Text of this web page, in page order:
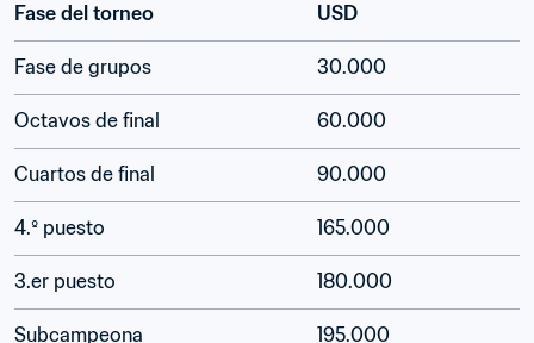
Fase del torneo USD
Fase de grupos 30.000
Octavos de final 60.000
Cuartos de final 90.000
4.º puesto 165.000
3.er puesto 180.000
Subcampeona 195.000